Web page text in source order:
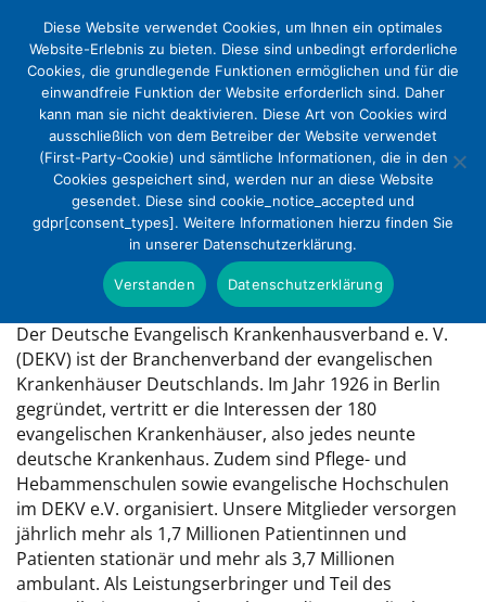
Wer wir sind
Der Deutsche Evangelisch Krankenhausverband e. V.
(DEKV) ist der Branchenverband der evangelischen
Krankenhäuser Deutschlands. Im Jahr 1926 in Berlin
gegründet, vertritt er die Interessen der 180
evangelischen Krankenhäuser, also jedes neunte
deutsche Krankenhaus. Zudem sind Pflege- und
Hebammenschulen sowie evangelische Hochschulen
im DEKV e.V. organisiert. Unsere Mitglieder versorgen
jährlich mehr als 1,7 Millionen Patientinnen und
Patienten stationär und mehr als 3,7 Millionen
ambulant. Als Leistungserbringer und Teil des
Diese Website verwendet Cookies, um Ihnen ein optimales
Website-Erlebnis zu bieten. Diese sind unbedingt erforderliche
Cookies, die grundlegende Funktionen ermöglichen und für die
einwandfreie Funktion der Website erforderlich sind. Daher
kann man sie nicht deaktivieren. Diese Art von Cookies wird
ausschließlich von dem Betreiber der Website verwendet
(First-Party-Cookie) und sämtliche Informationen, die in den
Cookies gespeichert sind, werden nur an diese Website
gesendet. Diese sind cookie_notice_accepted und
gdpr[consent_types]. Weitere Informationen hierzu finden Sie
in unserer Datenschutzerklärung.
Verstanden Datenschutzerklärung